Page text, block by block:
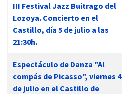
III Festival Jazz Buitrago del
Lozoya. Concierto en el
Castillo, día 5 de julio a las
21:30h.
Espectáculo de Danza "Al
compás de Picasso", viernes 4
de julio en el Castillo de